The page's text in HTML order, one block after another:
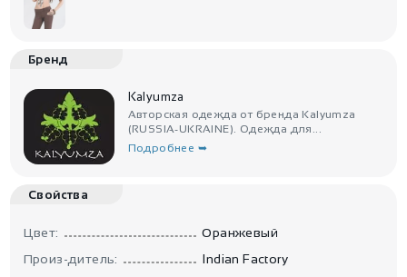
Бренд
Kalyumza
Авторская одежда от бренда Kalyumza
(RUSSIA-UKRAINE). Одежда для...
Подробнее ➥
Свойства
Цвет:
Оранжевый
Произ-дитель:
Indian Factory